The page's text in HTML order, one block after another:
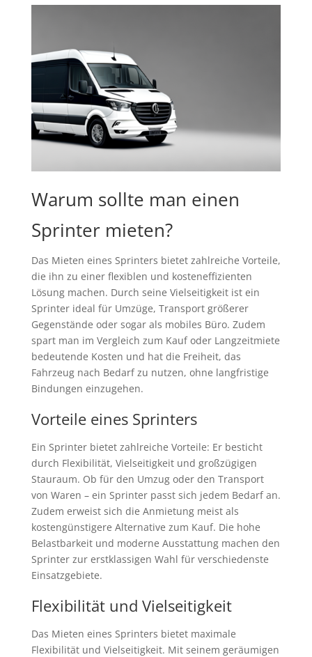
Warum sollte man einen
Sprinter mieten?
Das Mieten eines Sprinters bietet zahlreiche Vorteile,
die ihn zu einer flexiblen und kosteneffizienten
Lösung machen. Durch seine Vielseitigkeit ist ein
Sprinter ideal für Umzüge, Transport größerer
Gegenstände oder sogar als mobiles Büro. Zudem
spart man im Vergleich zum Kauf oder Langzeitmiete
bedeutende Kosten und hat die Freiheit, das
Fahrzeug nach Bedarf zu nutzen, ohne langfristige
Bindungen einzugehen.
Vorteile eines Sprinters
Ein Sprinter bietet zahlreiche Vorteile: Er besticht
durch Flexibilität, Vielseitigkeit und großzügigen
Stauraum. Ob für den Umzug oder den Transport
von Waren – ein Sprinter passt sich jedem Bedarf an.
Zudem erweist sich die Anmietung meist als
kostengünstigere Alternative zum Kauf. Die hohe
Belastbarkeit und moderne Ausstattung machen den
Sprinter zur erstklassigen Wahl für verschiedenste
Einsatzgebiete.
Flexibilität und Vielseitigkeit
Das Mieten eines Sprinters bietet maximale
Flexibilität und Vielseitigkeit. Mit seinem geräumigen